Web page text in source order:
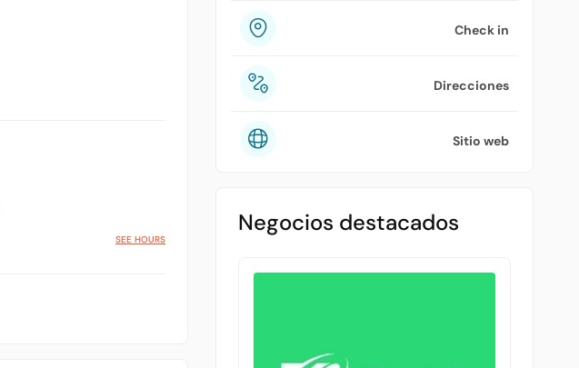
SEE HOURS
Check in
Direcciones
Sitio web
Negocios destacados